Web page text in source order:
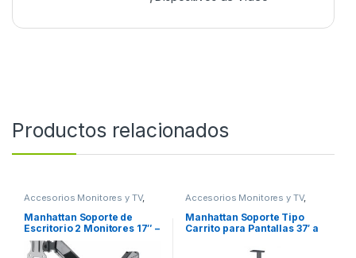
Productos relacionados
Accesorios Monitores y TV,
Manhattan Soporte de
Escritorio 2 Monitores 17″ –
32″, hasta 8Kg, Negro A 32
ESCRITORIO PISTON
Accesorios Monitores y TV,
Manhattan Soporte Tipo
Carrito para Pantallas 37′ a
70 50KG ROTACION TV